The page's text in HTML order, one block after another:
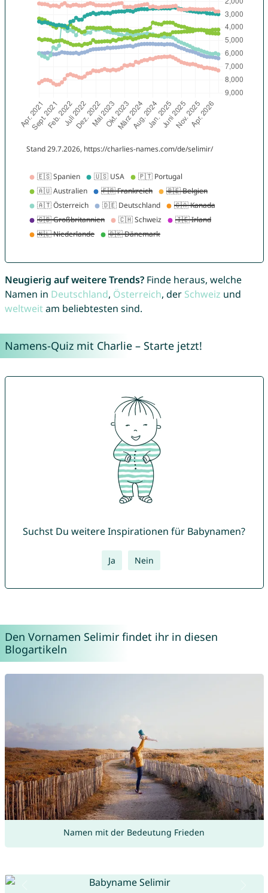
Neugierig auf weitere Trends?Finde heraus, welche
Namen in Deutschland, Österreich, der Schweiz und
weltweitam beliebtesten sind.
Namens-Quiz mit Charlie – Starte jetzt!
Suchst Du weitere Inspirationen für Babynamen?
Ja Nein
Den Vornamen Selimir findet ihr in diesen
Blogartikeln
Namen mit der Bedeutung Frieden